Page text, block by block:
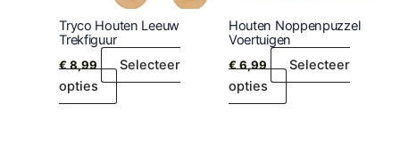
Tryco Houten Leeuw
Trekfiguur
€8,99
Selecteer
opties
Houten Noppenpuzzel
Voertuigen
€6,99
Selecteer
opties